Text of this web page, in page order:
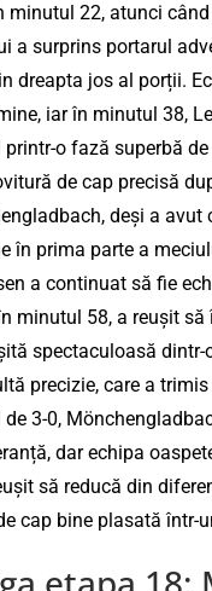
minutul 22, atunci
a surprins portarul
dreapta jos al porții.
iar în minutul 38,
o fază superbă de
de cap precisă
deși a avut
în prima parte a
a continuat să fie
minutul 58, a reușit să
spectaculoasă
precizie, care a
3-0,
dar echipa
să reducă din
cap bine plasată într-